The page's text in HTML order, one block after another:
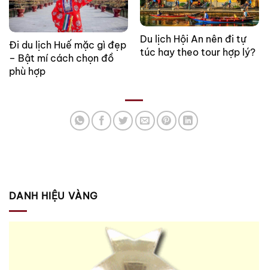
Đi du lịch Huế mặc gì đẹp
– Bật mí cách chọn đồ
phù hợp
Du lịch Hội An nên đi tự
túc hay theo tour hợp lý?
DANH HIỆU VÀNG